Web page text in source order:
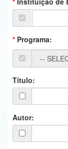
Ministério da Ciência,
Ministério do Turismo
Controladoria-Geral da
Secretaria-Geral
Programa:
Título:
Autor: